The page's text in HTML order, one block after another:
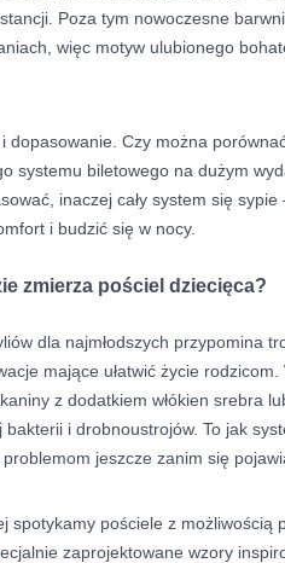
Poza tym nowoczesne
więc motyw ulubionego
dopasowanie. Czy można
systemu biletowego na dużym
inaczej cały system się
i budzić się w nocy.
zmierza pościel dziecięca?
dla najmłodszych przypomina
mające ułatwić życie
z dodatkiem włókien srebra
i drobnoustrojów. To jak
jeszcze zanim się
spotykamy pościele z możliwością
zaprojektowane wzory